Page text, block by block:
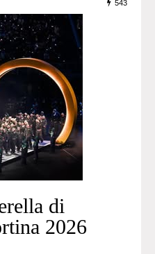
543
di
2026